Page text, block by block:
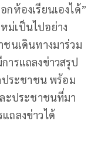
กห้องเรียนเองได้”
ม่เป็นไปอย่าง
นเดินทางมาร่วม
ารแถลงข่าวสรุป
ประชาชน พร้อม
ะประชาชนที่มา
ถลงข่าวได้